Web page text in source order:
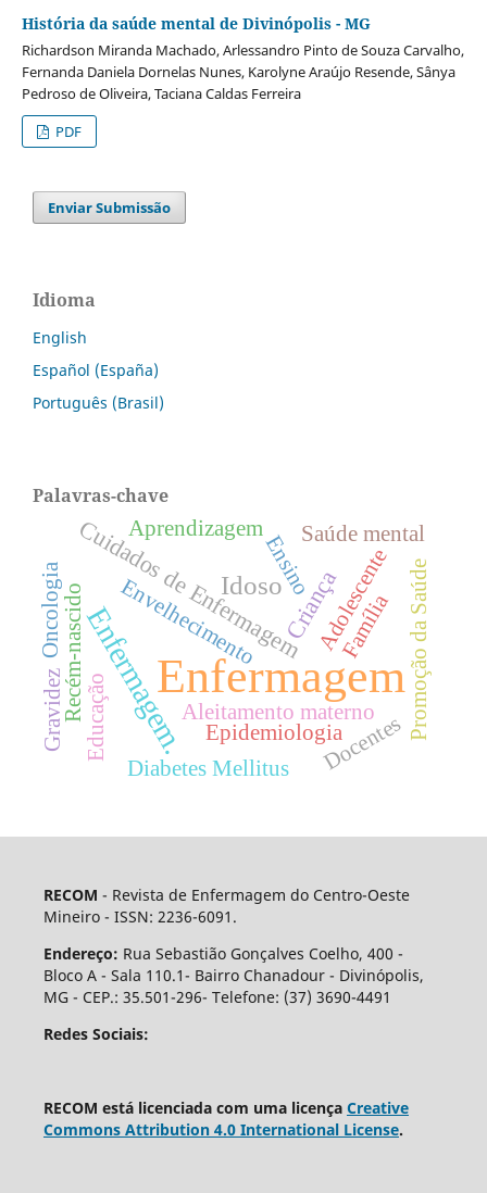
História da saúde mental de Divinópolis - MG
Richardson Miranda Machado, Arlessandro Pinto de Souza Carvalho,
Fernanda Daniela Dornelas Nunes, Karolyne Araújo Resende, Sânya
Pedroso de Oliveira, Taciana Caldas Ferreira
PDF
Enviar Submissão
Idioma
English
Español (España)
Português (Brasil)
Palavras-chave
Enfermagem
Enfermagem.
Idoso
Cuidados de EnfermagemCriança
Envelhecimento Adolescente
Família
Aleitamento materno
Ensino
Epidemiologia
Recém-nascido Promoção da Saúde
Diabetes Mellitus
Saúde mental
Oncologia
Docentes
Aprendizagem
Educação
Gravidez
RECOM - Revista de Enfermagem do Centro-Oeste
Mineiro - ISSN: 2236-6091.
Endereço: Rua Sebastião Gonçalves Coelho, 400 -
Bloco A - Sala 110.1- Bairro Chanadour - Divinópolis,
MG - CEP.: 35.501-296- Telefone: (37) 3690-4491
Redes Sociais:
RECOM está licenciada com uma licença Creative
Commons Attribution 4.0 International License.